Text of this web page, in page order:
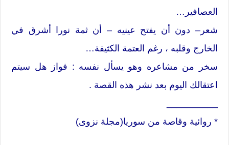
العصافير…
شعر– دون أن يفتح عينيه – أن ثمة نورا أشرق في
الخارج وقلبه ، رغم العتمة الكثيفة…
سخر من مشاعره وهو يسأل نفسه : فواز هل سيتم
اعتقالك اليوم بعد نشر هذه القصة .
* روائية وقاصة من سوريا(مجلة نزوى)